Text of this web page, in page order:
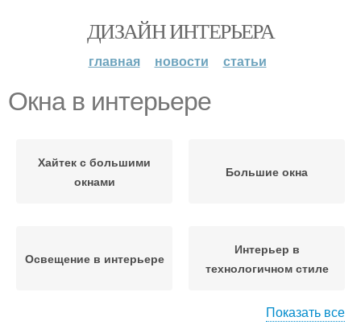
ДИЗАЙН ИНТЕРЬЕРА
главная новости статьи
Окна в интерьере
Хайтек с большими
окнами
Большие окна
Освещение в интерьере
Интерьер в
технологичном стиле
Показать все